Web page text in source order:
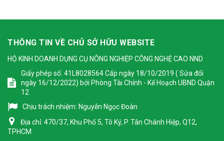
THÔNG TIN VỀ CHỦ SỞ HỮU WEBSITE
HỘ KINH DOANH DỤNG CỤ NÔNG NGHIỆP CÔNG NGHỆ CAO NND
Giấy phép số: 41L8028564 Cấp ngày 18/10/2019 ( Sửa đổi
ngày 16/12/2022) bởi Phòng Tài Chính - Kế Hoạch UBND Quận
12
Chịu trách nhiệm: Nguyễn Ngọc Đoàn
Địa chỉ: 470/37, Khu Phố 5, Tô Ký, P. Tân Chánh Hiệp, Q12,
TPHCM